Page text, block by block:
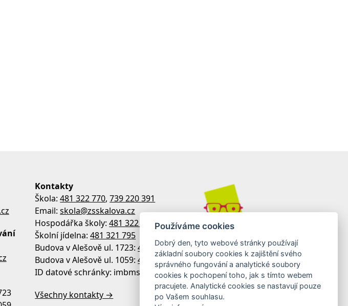
Kontakty
Škola:481 322 770,739 220 391
Email:skola@zsskalova.cz
Hospodářka školy:481 322 770
Školní jídelna:481 321 795
Budova v Alešově ul. 1723:481 322 758
Budova v Alešově ul. 1059:481 313 533
ID datové schránky: imbmsdx
Všechny kontakty →
Používáme cookies
Dobrý den, tyto webové stránky používají
základní soubory cookies k zajištění svého
správného fungování a analytické soubory
cookies k pochopení toho, jak s tímto webem
pracujete. Analytické cookies se nastavují pouze
po Vašem souhlasu.